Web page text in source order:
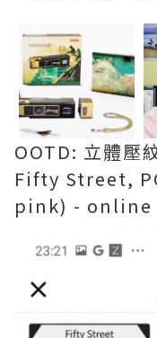
OOTD: 立體壓
Fifty Street,
pink) - online